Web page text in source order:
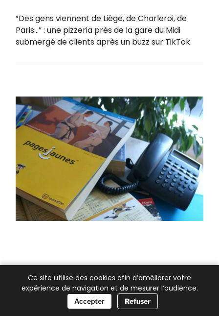
”Des gens viennent de Liège, de Charleroi, de
Paris…” : une pizzeria près de la gare du Midi
submergé de clients après un buzz sur TikTok
Ce site utilise des cookies afin d’améliorer votre
expérience de navigation et de mesurer l’audience.
Accepter Refuser📞 Besoin d’aide ?